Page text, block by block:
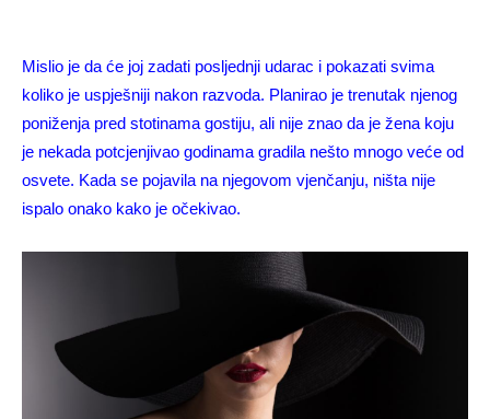
Mislio je da će joj zadati posljednji udarac i pokazati svima
koliko je uspješniji nakon razvoda. Planirao je trenutak njenog
poniženja pred stotinama gostiju, ali nije znao da je žena koju
je nekada potcjenjivao godinama gradila nešto mnogo veće od
osvete. Kada se pojavila na njegovom vjenčanju, ništa nije
ispalo onako kako je očekivao.